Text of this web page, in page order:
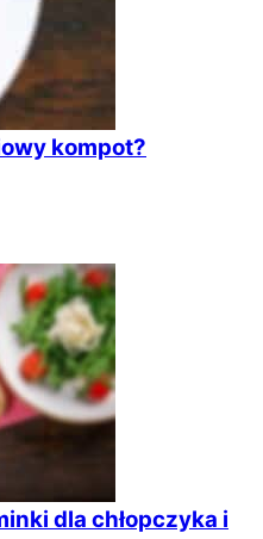
kompot?
dla chłopczyka i